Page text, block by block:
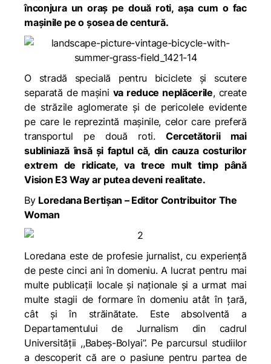
înconjura un oraş pe două roti, așa cum o fac
mașinile pe o şosea de centură.
O stradă specială pentru biciclete şi scutere
separată de maşini va reduce neplăcerile, create
de străzile aglomerate și de pericolele evidente
pe care le reprezintă mașinile, celor care preferă
transportul pe două roti.Cercetătorii mai
subliniază însă și faptul că, din cauza costurilor
extrem de ridicate, va trece mult timp până
Vision E3 Way ar putea deveni realitate.
By Loredana Bertișan – Editor Contribuitor The
Woman
Loredana este de profesie jurnalist, cu experiență
de peste cinci ani în domeniu. A lucrat pentru mai
multe publicații locale și naționale și a urmat mai
multe stagii de formare în domeniu atât în țară,
cât și în străinătate. Este absolventă a
Departamentului de Jurnalism din cadrul
Universității ,,Babeș-Bolyai”. Pe parcursul studiilor
a descoperit că are o pasiune pentru partea de